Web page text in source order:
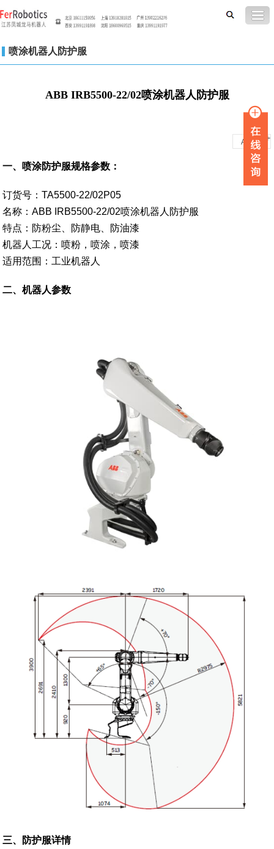
喷涂机器人防护服
ABB IRB5500-22/02喷涂机器人防护服
A A +
一、喷涂防护服规格参数：
订货号：TA5500-22/02P05
名称：ABB IRB5500-22/02喷涂机器人防护服
特点：防粉尘、防静电、防油漆
机器人工况：喷粉，喷涂，喷漆
适用范围：工业机器人
二、机器人参数
三、防护服详情